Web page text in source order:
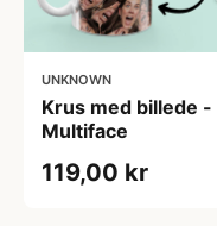
UNKNOWN
Krus med billede -
Multiface
119,00 kr